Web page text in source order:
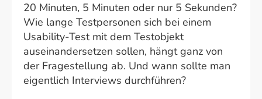
20 Minuten, 5 Minuten oder nur 5 Sekunden?
Wie lange Testpersonen sich bei einem
Usability-Test mit dem Testobjekt
auseinandersetzen sollen, hängt ganz von
der Fragestellung ab. Und wann sollte man
eigentlich Interviews durchführen?